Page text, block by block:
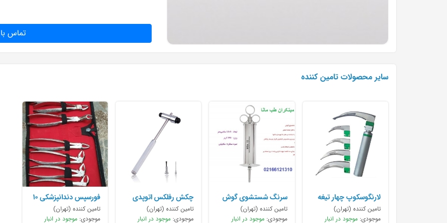
تماس
سایر محصولات تامین کننده
لارنگوسکوپ چهار تیغه
تامین کننده (تهران)
موجودی: موجود در انبار
سرنگ شستشوی گوش
پیستونی
تامین کننده (تهران)
موجودی:موجود در انبار
چکش رفلکس اتوپدی
تامین کننده (تهران)
موجودی: موجود در انبار
فورسپس دندانپزشکی 10
عددی
تامین کننده (تهران)
موجودی: موجود در انبار